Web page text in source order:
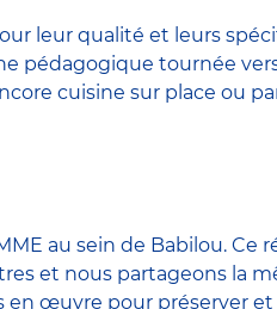
leur qualité et leurs
pédagogique tournée
cuisine sur place ou
au sein de Babilou. Ce
et nous partageons la
en œuvre pour préserver